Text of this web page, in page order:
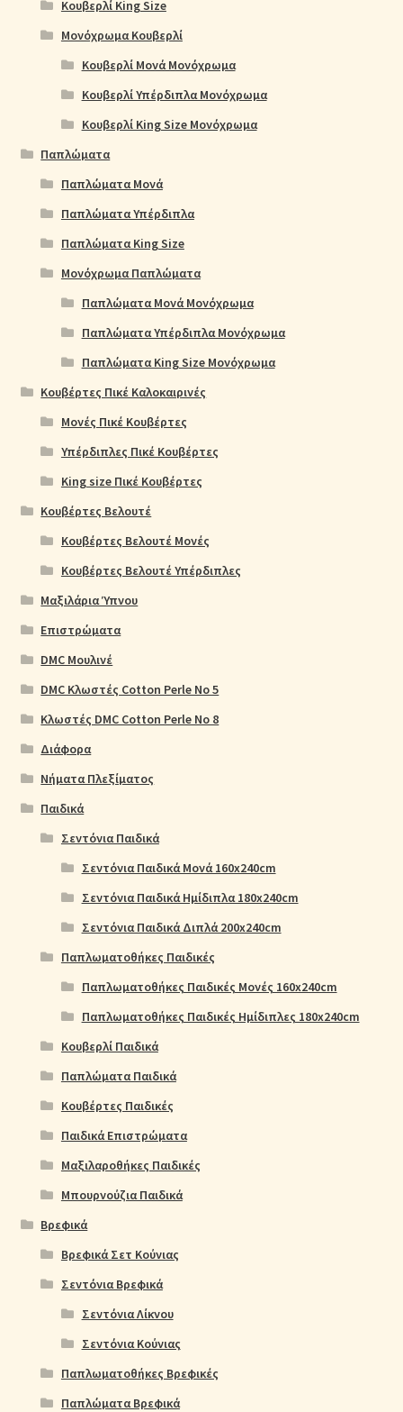
Κουβερλί King Size
Μονόχρωμα Κουβερλί
Κουβερλί Μονά Μονόχρωμα
Κουβερλί Υπέρδιπλα Μονόχρωμα
Κουβερλί King Size Μονόχρωμα
Παπλώματα
Παπλώματα Μονά
Παπλώματα Υπέρδιπλα
Παπλώματα King Size
Μονόχρωμα Παπλώματα
Παπλώματα Μονά Μονόχρωμα
Παπλώματα Υπέρδιπλα Μονόχρωμα
Παπλώματα King Size Μονόχρωμα
Κουβέρτες Πικέ Καλοκαιρινές
Μονές Πικέ Κουβέρτες
Υπέρδιπλες Πικέ Κουβέρτες
King size Πικέ Κουβέρτες
Κουβέρτες Βελουτέ
Κουβέρτες Βελουτέ Μονές
Κουβέρτες Βελουτέ Υπέρδιπλες
Μαξιλάρια Ύπνου
Επιστρώματα
DMC Μουλινέ
DMC Κλωστές Cotton Perle No 5
Κλωστές DMC Cotton Perle No 8
Διάφορα
Νήματα Πλεξίματος
Παιδικά
Σεντόνια Παιδικά
Σεντόνια Παιδικά Μονά 160x240cm
Σεντόνια Παιδικά Ημίδιπλα 180x240cm
Σεντόνια Παιδικά Διπλά 200x240cm
Παπλωματοθήκες Παιδικές
Παπλωματοθήκες Παιδικές Μονές 160x240cm
Παπλωματοθήκες Παιδικές Ημίδιπλες 180x240cm
Κουβερλί Παιδικά
Παπλώματα Παιδικά
Κουβέρτες Παιδικές
Παιδικά Επιστρώματα
Μαξιλαροθήκες Παιδικές
Μπουρνούζια Παιδικά
Βρεφικά
Βρεφικά Σετ Κούνιας
Σεντόνια Βρεφικά
Σεντόνια Λίκνου
Σεντόνια Κούνιας
Παπλωματοθήκες Βρεφικές
Παπλώματα Βρεφικά